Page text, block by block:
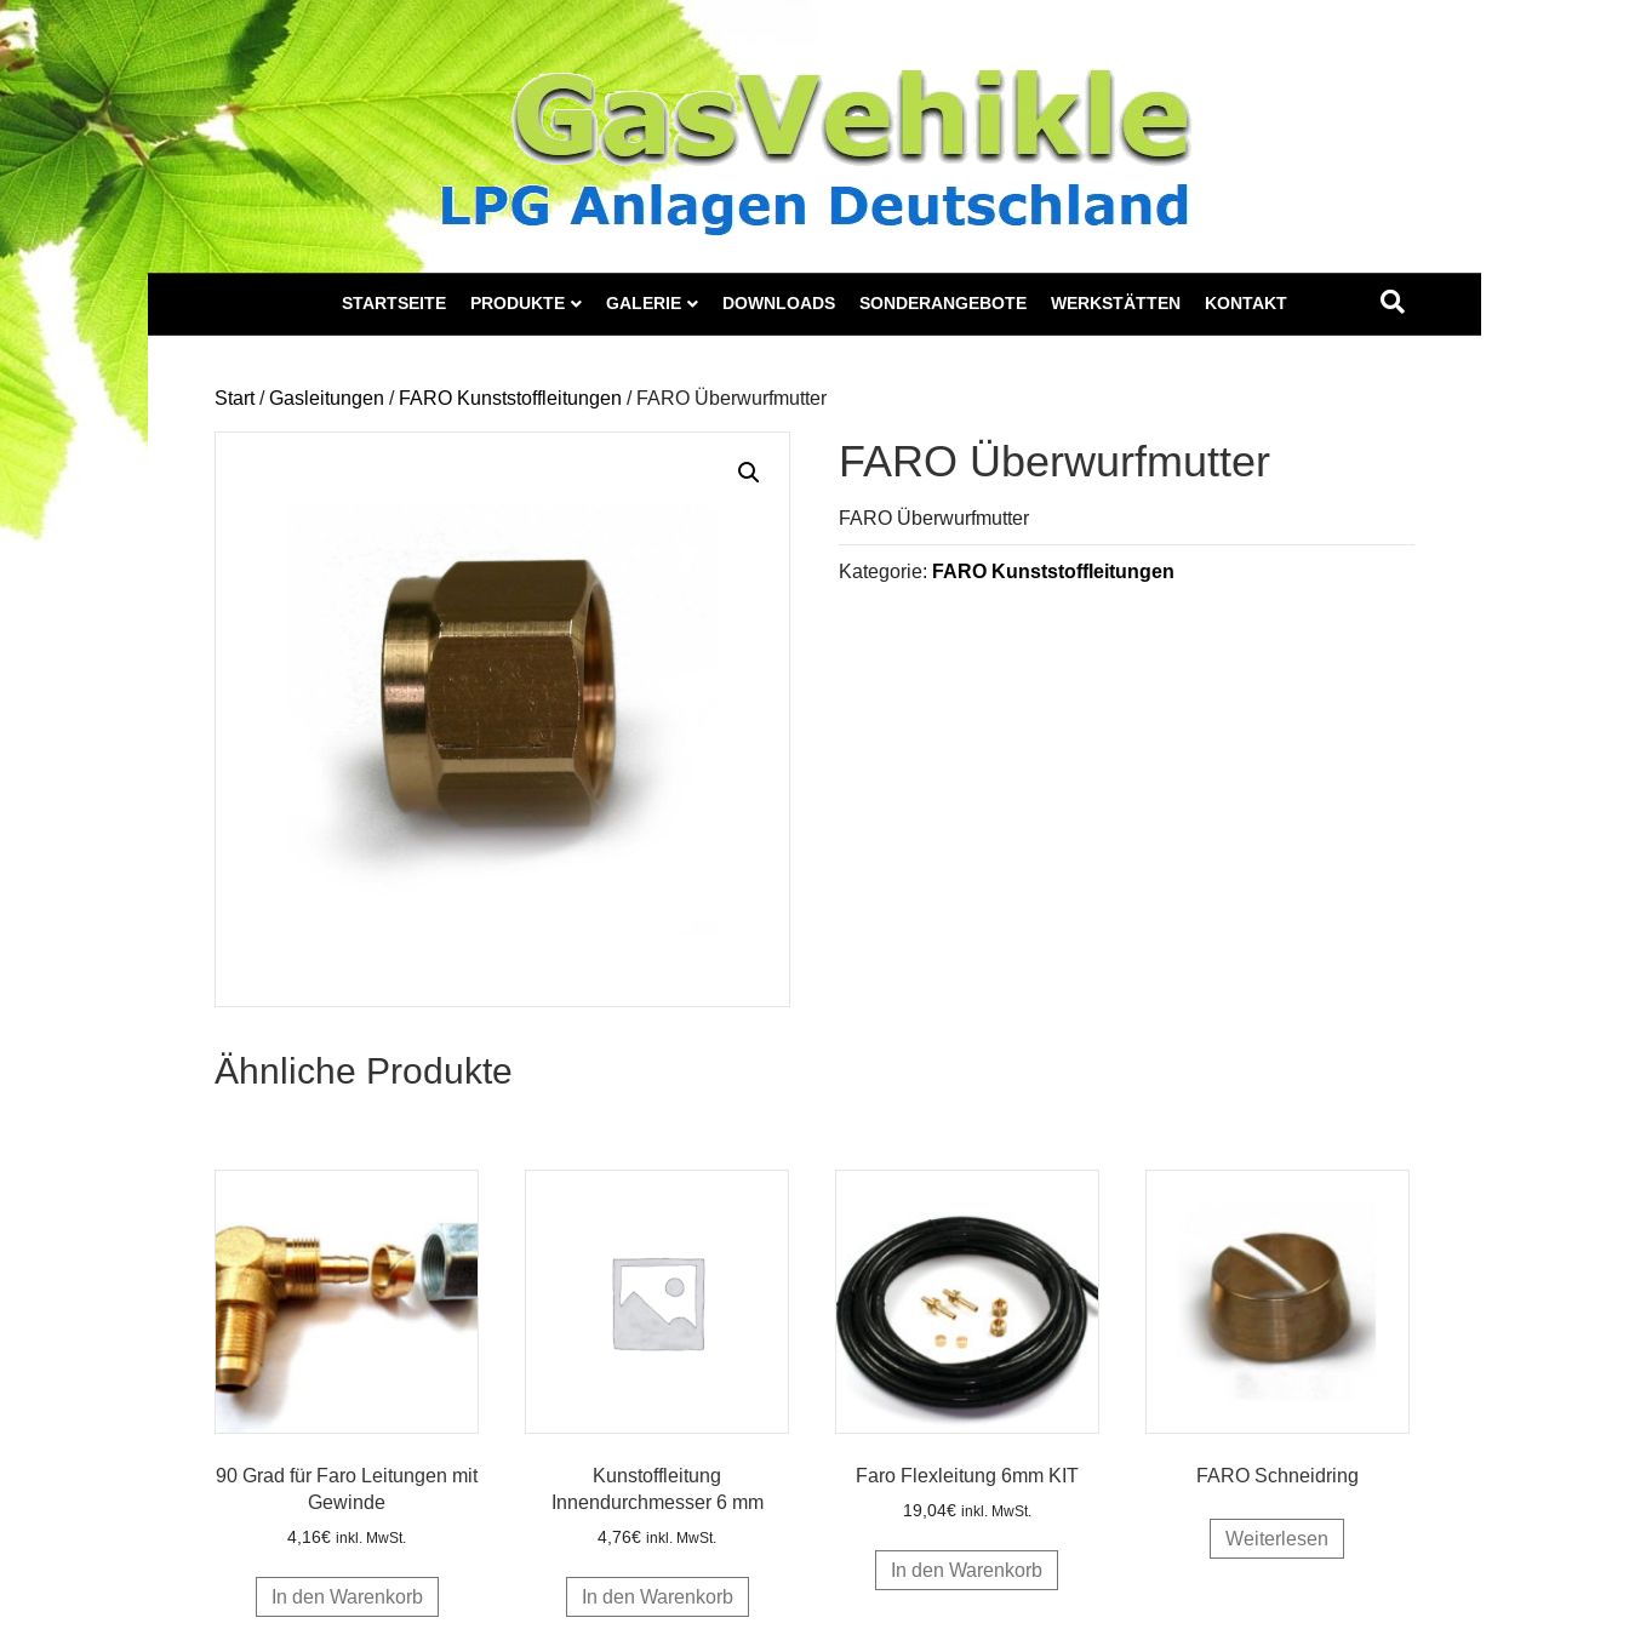
STARTSEITE PRODUKTE GALERIE DOWNLOADS SONDERANGEBOTE WERKSTÄTTEN KONTAKT
Start/Gasleitungen / FARO Kunststoffleitungen / FARO Überwurfmutter
FARO Überwurfmutter
FARO Überwurfmutter
Kategorie: FARO Kunststoffleitungen
Ähnliche Produkte
90 Grad für Faro Leitungen mit
Gewinde
4,16€ inkl. MwSt.
In den Warenkorb
Kunstoffleitung
Innendurchmesser 6 mm
4,76€ inkl. MwSt.
In den Warenkorb
Faro Flexleitung 6mm KIT
19,04€ inkl. MwSt.
In den Warenkorb
FARO Schneidring
Weiterlesen